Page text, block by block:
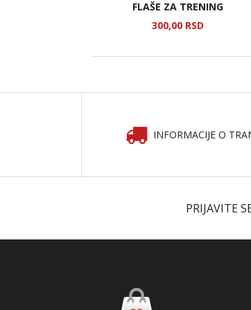
FLAŠE ZA TRENING
300,00 RSD
INFORMACIJE O
PRIJAVITE